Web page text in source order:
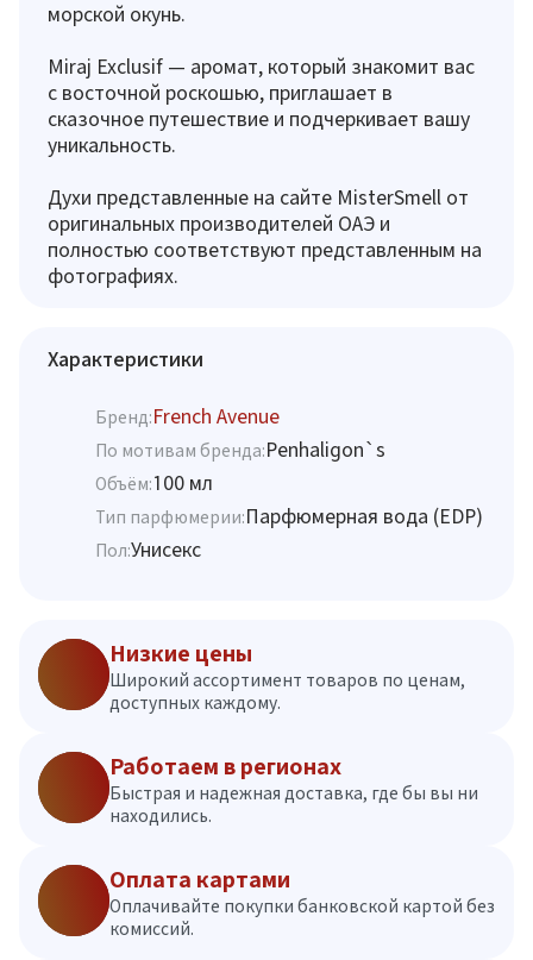
морской окунь.
Miraj Exclusif — аромат, который знакомит вас
с восточной роскошью, приглашает в
сказочное путешествие и подчеркивает вашу
уникальность.
Духи представленные на сайте MisterSmell от
оригинальных производителей ОАЭ и
полностью соответствуют представленным на
фотографиях.
Характеристики
Бренд:French Avenue
По мотивам бренда:Penhaligon`s
Объём:100 мл
Тип парфюмерии:Парфюмерная вода (EDP)
Пол:Унисекс
Низкие цены
Широкий ассортимент товаров по ценам,
доступных каждому.
Работаем в регионах
Быстрая и надежная доставка, где бы вы ни
находились.
Оплата картами
Оплачивайте покупки банковской картой без
комиссий.